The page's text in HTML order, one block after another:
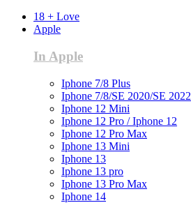
18 + Love
Apple
In Apple
Iphone 7/8 Plus
Iphone 7/8/SE 2020/SE 2022
Iphone 12 Mini
Iphone 12 Pro / Iphone 12
Iphone 12 Pro Max
Iphone 13 Mini
Iphone 13
Iphone 13 pro
Iphone 13 Pro Max
Iphone 14